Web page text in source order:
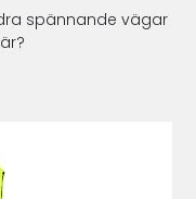
spännande vägar